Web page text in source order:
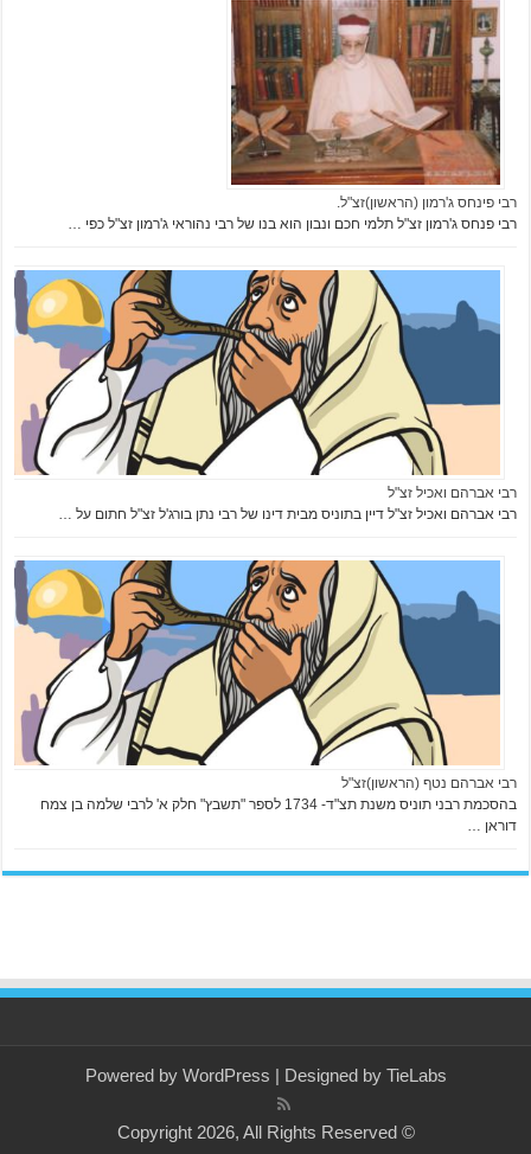
רבי פינחס ג'רמון (הראשון)זצ"ל.
רבי פנחס ג'רמון זצ"ל תלמי חכם ונבון הוא בנו של רבי נהוראי ג'רמון זצ"ל כפי …
רבי אברהם ואכיל זצ"ל
רבי אברהם ואכיל זצ"ל דיין בתוניס מבית דינו של רבי נתן בורג'ל זצ"ל חתום על …
רבי אברהם נטף (הראשון)זצ"ל
בהסכמת רבני תוניס משנת תצ"ד- 1734 לספר "תשבץ" חלק א' לרבי שלמה בן צמח
דוראן …
Powered by WordPress | Designed by TieLabs
© Copyright 2026, All Rights Reserved